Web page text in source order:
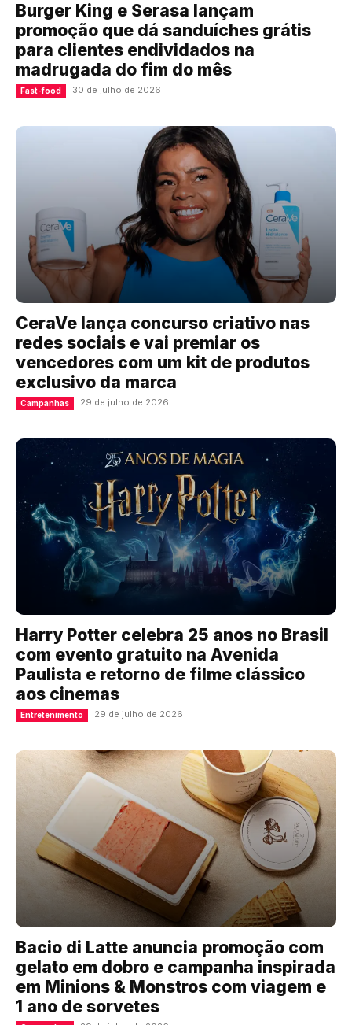
Burger King e Serasa lançam
promoção que dá sanduíches grátis
para clientes endividados na
madrugada do fim do mês
Fast-food 30 de julho de 2026
CeraVe lança concurso criativo nas
redes sociais e vai premiar os
vencedores com um kit de produtos
exclusivo da marca
Campanhas 29 de julho de 2026
Harry Potter celebra 25 anos no Brasil
com evento gratuito na Avenida
Paulista e retorno de filme clássico
aos cinemas
Entretenimento 29 de julho de 2026
Bacio di Latte anuncia promoção com
gelato em dobro e campanha inspirada
em Minions & Monstros com viagem e
1 ano de sorvetes